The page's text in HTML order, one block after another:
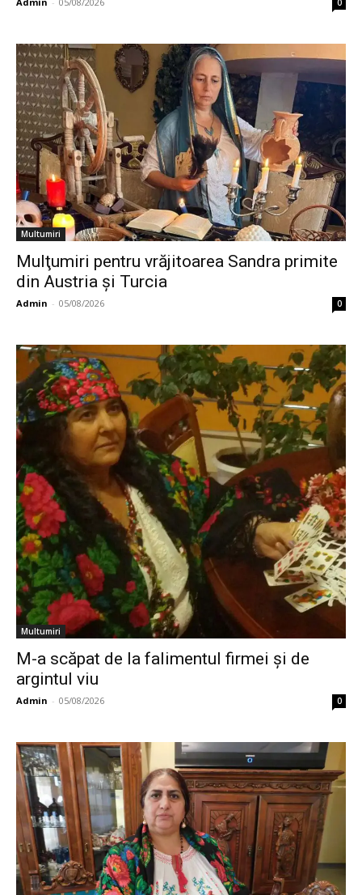
Multumiri
Mulţumiri pentru vrăjitoarea Sandra primite
din Austria și Turcia
Admin - 05/08/2026 0
Multumiri
M-a scăpat de la falimentul firmei și de
argintul viu
Admin - 05/08/2026 0